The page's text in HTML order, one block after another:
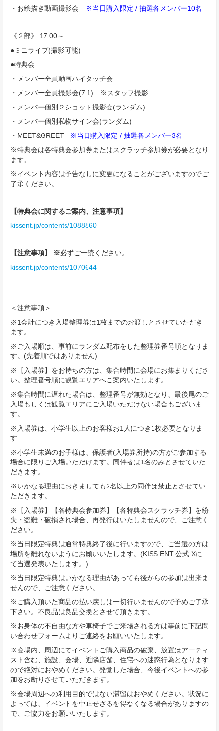
・お絵描き動画撮影会
※当日購入限定 / 抽選各メンバー10名
《２部》 17:00～
●ミニライブ(撮影可能)
●特典会
・メンバー全員動画ハイタッチ会
・メンバー全員撮影会(7:1) ※スタッフ撮影
・メンバー個別２ショット撮影会(ランダム)
・メンバー個別私物サイン会(ランダム)
・MEET&GREET ※当日購入限定 / 抽選各メンバー3名
※特典会は各特典会参加券またはスクラッチ参加券が必要となり
ます。
※イベント内容は予告なしに変更になることがございますのでご
了承ください。
【特典会に関するご案内、注意事項】
kissent.jp/contents/1088860
【注意事項】 ※必ずご一読ください。
kissent.jp/contents/1070644
＜注意事項＞
※1会計につき入場整理券は1枚までのお渡しとさせていただき
ます。
※ご入場順は、事前にランダム配布をした整理券番号順となりま
す。(先着順ではありません)
※【入場券】をお持ちの方は、集合時間に会場にお集まりくださ
い。整理番号順に観覧エリアへご案内いたします。
※集合時間に遅れた場合は、整理番号が無効となり、最後尾のご
⼊場もしくは観覧エリアにご⼊場いただけない場合もございま
す。
※入場券は、小学生以上のお客様お1人につき1枚必要となりま
す
※小学生未満のお子様は、保護者(入場券所持)の方がご参加する
場合に限りご入場いただけます。同伴者は1名のみとさせていた
だきます。
※いかなる理由におきましても2名以上の同伴は禁止とさせてい
ただきます。
※【入場券】【各特典会参加券】【各特典会スクラッチ券】を紛
失・盗難・破損され場合、再発⾏はいたしませんので、ご注意く
ださい。
※当日限定特典は通常特典終了後に行いますので、ご当選の方は
場所を離れないようにお願いいたします。(KISS ENT 公式 Xに
て当選発表いたします。)
※当日限定特典はいかなる理由があっても後からの参加は出来ま
せんので、ご注意ください。
※ご購入頂いた商品の払い戻しは一切行いませんので予めご了承
下さい。不良品は良品交換とさせて頂きます。
※お身体の不自由な方や車椅子でご来場される方は事前に下記問
い合わせフォームよりご連絡をお願いいたします。
※会場内、周辺にてイベントご購入商品の破棄、放置はアーティ
スト含む、施設、会場、近隣店舗、住宅への迷惑行為となります
ので絶対におやめください。発覚した場合、今後イベントへの参
加をお断りさせていただきます。
※会場周辺への利用目的ではない滞留はおやめください。状況に
よっては、イベントを中止せざるを得なくなる場合がありますの
で、ご協力をお願いいたします。